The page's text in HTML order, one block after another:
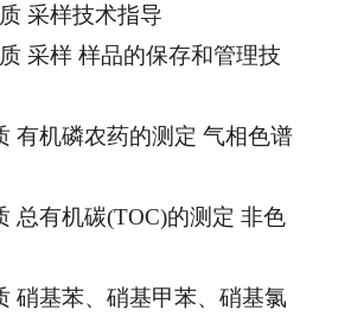
采样技术指导
采样 样品的保存和管理技
有机磷农药的测定 气相色谱
总有机碳(TOC)的测定 非色
硝基苯、硝基甲苯、硝基氯